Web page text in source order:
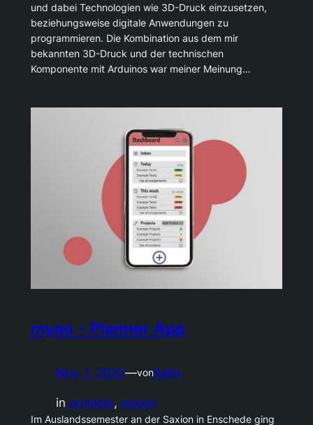
und dabei Technologien wie 3D-Druck einzusetzen,
beziehungsweise digitale Anwendungen zu
programmieren. Die Kombination aus dem mir
bekannten 3D-Druck und der technischen
Komponente mit Arduinos war meiner Meinung…
myao – Planner App
Nov. 1, 2022—vonKalle
in projects, saxion
Im Auslandssemester an der Saxion in Enschede ging